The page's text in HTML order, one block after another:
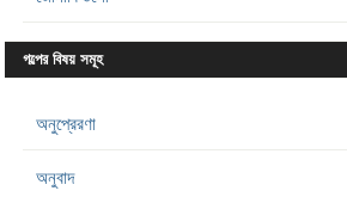
গল্পের বিষয় সমূহ
অনুপ্রেরণা
অনুবাদ